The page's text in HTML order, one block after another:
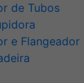
de Tubos
e Flangeador